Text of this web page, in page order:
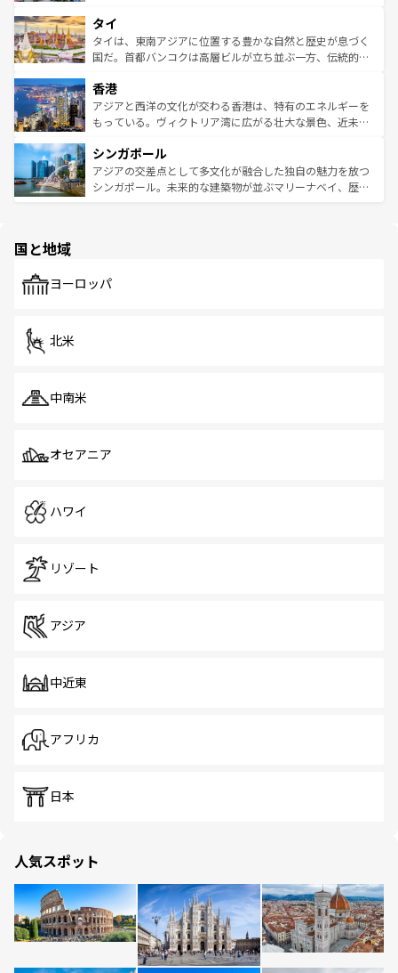
リティに包まれながら、韓国の多彩な魅力を心ゆくまで味
わってみてほしい。 なお、新着の韓国情報はコンテンツ一
覧を参照してほしい。
急速な発展と共に伝統が息づく。ハノイの古い町並みやホ
ーチミン市のフランス統治時代の建物も、独特の雰囲気を
醸し出している。また、バラエティの豊かさとおいしさで
とつ。フォーやバインミー、ベトナムコーヒーなどは、ぜ
ひ現地で味わいたい。どの地域を訪れてもあたたかい人々
が旅行者を迎えてくれるので、きっと忘れられない旅にな
参照してほしい。
タイ
タイは、東南アジアに位置する豊かな自然と歴史が息づく
国だ。首都バンコクは高層ビルが立ち並ぶ一方、伝統的な
の活気が交差している。北部ではチェンマイなどの山岳地
帯で自然と触れ合い、南部ではプーケットやクラビの美し
いビーチでリゾート気分を楽しむことができる。タイ料理
激する。気候は一年中温暖で、どの季節にも異なる楽しみ
が待っている。親しみやすいタイの人々、仏教を中心とし
た文化、そして多様な観光資源が、訪れる旅人を魅了し続
香港
アジアと西洋の文化が交わる香港は、特有のエネルギーを
もっている。ヴィクトリア湾に広がる壮大な景色、近未来
み、どこを訪れても感動するはず。観光スポットが密集し
ており、効率よく見どころを回れるのも魅力。息をのむよ
うな絶景から文化的な体験まで、香港を存分に楽しみ尽く
シンガポール
アジアの交差点として多文化が融合した独自の魅力を放つ
シンガポール。未来的な建築物が並ぶマリーナベイ、歴史
で、ホーカーズは地元の風情を楽しめる外せないスポット
国と地域
ヨーロッパ
北米
中南米
オセアニア
ハワイ
リゾート
アジア
中近東
アフリカ
日本
人気スポット